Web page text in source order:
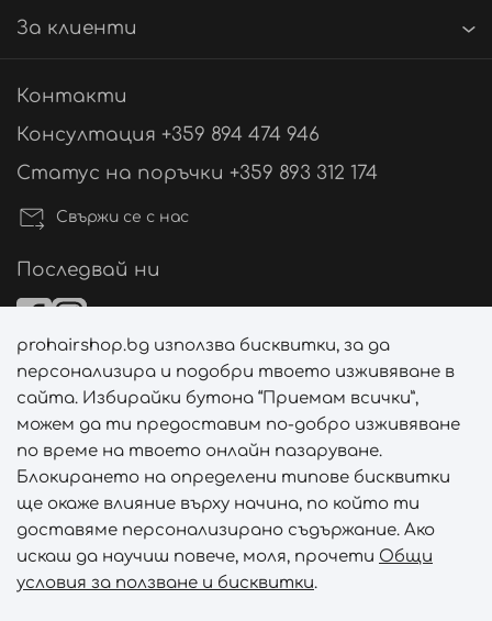
За клиенти
Контакти
Консултация +359 894 474 946
Статус на поръчки +359 893 312 174
Свържи се с нас
Последвай ни
Начини на плащане
Начини на доставка
prohairshop.bg използва бисквитки, за да
персонализира и подобри твоето изживяване в
сайта. Избирайки бутона “Приемам всички”,
можем да ти предоставим по-добро изживяване
по време на твоето онлайн пазаруване.
Блокирането на определени типове бисквитки
ще окаже влияние върху начина, по който ти
доставяме персонализирано съдържание. Ако
искаш да научиш повече, моля, прочети Общи
условия за ползване и бисквитки.